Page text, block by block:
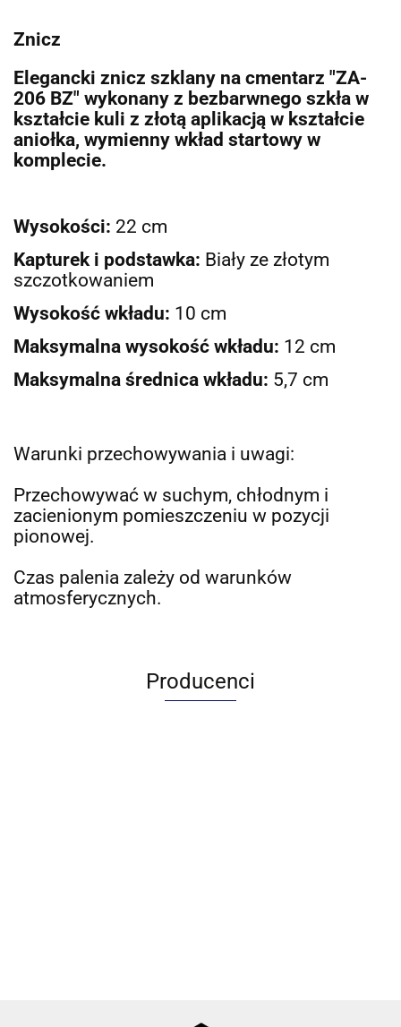
Znicz
Elegancki znicz szklany na cmentarz "ZA-
206 BZ" wykonany z bezbarwnego szkła w
kształcie kuli z złotą aplikacją w kształcie
aniołka, wymienny wkład startowy w
komplecie.
Wysokości: 22 cm
Kapturek i podstawka: Biały ze złotym
szczotkowaniem
Wysokość wkładu: 10 cm
Maksymalna wysokość wkładu: 12 cm
Maksymalna średnica wkładu: 5,7 cm
Warunki przechowywania i uwagi:
Przechowywać w suchym, chłodnym i
zacienionym pomieszczeniu w pozycji
pionowej.
Czas palenia zależy od warunków
atmosferycznych.
Producenci